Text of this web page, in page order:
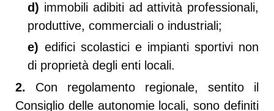
d) immobili adibiti ad attività professionali,
produttive, commerciali o industriali;
e) edifici scolastici e impianti sportivi non
di proprietà degli enti locali.
2. Con regolamento regionale, sentito il
Consiglio delle autonomie locali, sono definiti